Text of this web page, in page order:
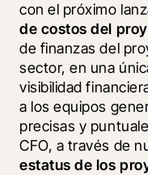
con el próximo
de costos del
de finanzas del
sector, en una
visibilidad
a los equipos
precisas y
CFO, a través de
estatus de los